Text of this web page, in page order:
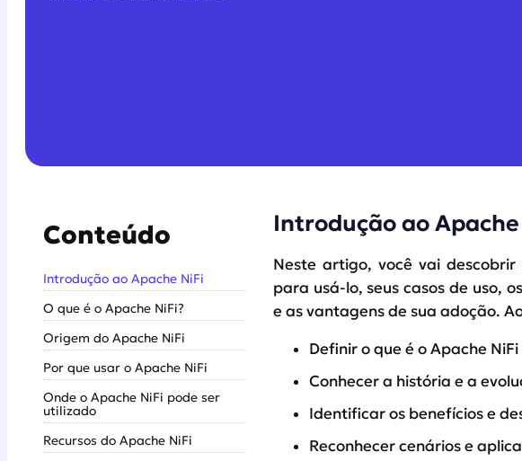
Conteúdo
Introdução ao Apache NiFi
O que é o Apache NiFi?
Origem do Apache NiFi
Por que usar o Apache NiFi
Onde o Apache NiFi pode ser
utilizado
Recursos do Apache NiFi
Introdução ao
Neste artigo, você vai
para usá-lo, seus casos de uso,
e as vantagens de sua adoção.
Definir o que é o Apache
Conhecer a história e a
Identificar os benefícios e
Reconhecer cenários e